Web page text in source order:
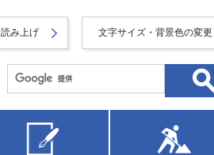
読み上げ 文字サイズ・背景色の変更